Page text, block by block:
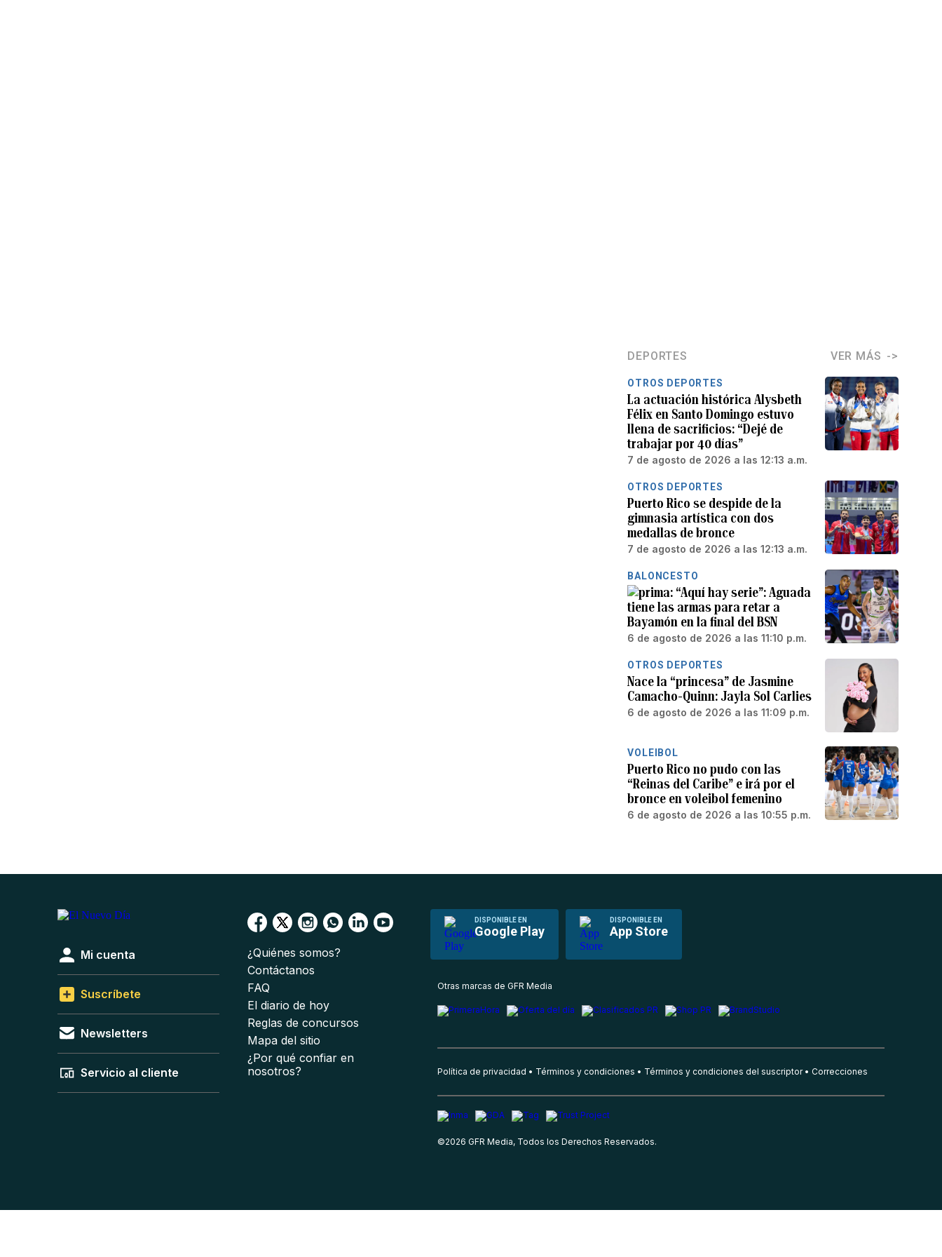
DEPORTES VER MÁS
OTROS DEPORTES
La actuación histórica Alysbeth
Félix en Santo Domingo estuvo
llena de sacrificios: “Dejé de
trabajar por 40 días”
7 de agosto de 2026 a las 12:13 a.m.
OTROS DEPORTES
Puerto Rico se despide de la
gimnasia artística con dos
medallas de bronce
7 de agosto de 2026 a las 12:13 a.m.
BALONCESTO
“Aquí hay serie”: Aguada
tiene las armas para retar a
Bayamón en la final del BSN
6 de agosto de 2026 a las 11:10 p.m.
OTROS DEPORTES
Nace la “princesa” de Jasmine
Camacho-Quinn: Jayla Sol Carlies
6 de agosto de 2026 a las 11:09 p.m.
VOLEIBOL
Puerto Rico no pudo con las
“Reinas del Caribe” e irá por el
bronce en voleibol femenino
6 de agosto de 2026 a las 10:55 p.m.
DISPONIBLE EN
Google Play
DISPONIBLE EN
App Store
Mi cuenta
Suscríbete
Newsletters
Servicio al cliente
¿Quiénes somos?
Contáctanos
FAQ
El diario de hoy
Reglas de concursos
Mapa del sitio
¿Por qué confiar en
nosotros?
Otras marcas de GFR Media
Política de privacidad Términos y condiciones Términos y condiciones del suscriptor Correcciones
©2026 GFR Media, Todos los Derechos Reservados.